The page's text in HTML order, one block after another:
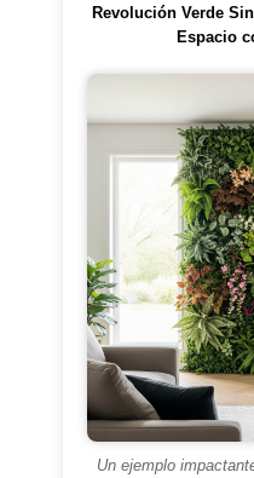
Revolución Verde
Espacio
Un ejemplo